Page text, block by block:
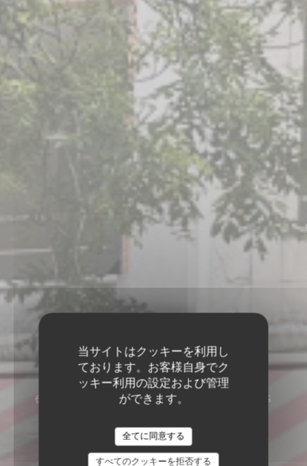
当サイトはクッキーを利用し
ております。お客様自身でク
ッキー利用の設定および管理
ができます。
全てに同意する
すべてのクッキーを拒否する
伝統的なレストラン• SAINT-MAUR-DES-FOSSÉS
VENICE - Californian
VENICE - CALIFORNIAN TRATTORIA